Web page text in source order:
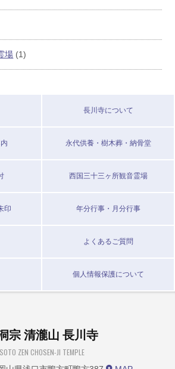
場 (1)
長川寺について
永代供養・樹木葬・納骨堂
西国三十三ヶ所観音霊場
印 年分行事・月分行事
よくあるご質問
個人情報保護について
宗 清瀧山 長川寺
SOTO ZEN CHOSEN-JI TEMPLE